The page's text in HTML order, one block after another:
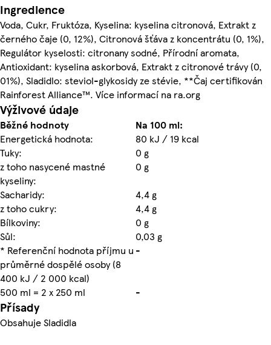
Ingredience
Voda, Cukr, Fruktóza, Kyselina: kyselina citronová, Extrakt z
černého čaje (0, 12%), Citronová šťáva z koncentrátu (0, 1%),
Regulátor kyselosti: citronany sodné, Přírodní aromata,
Antioxidant: kyselina askorbová, Extrakt z citronové trávy (0,
01%), Sladidlo: steviol-glykosidy ze stévie, **Čaj certifikován
Rainforest Alliance™. Více informací na ra.org
Výživové údaje
Běžné hodnoty
Na 100 ml:
Energetická hodnota:
80 kJ / 19 kcal
Tuky:
0 g
z toho nasycené mastné
kyseliny:
0 g
Sacharidy:
4,4 g
z toho cukry:
4,4 g
Bílkoviny:
0 g
Sůl:
0,03 g
* Referenční hodnota příjmu u
průměrné dospělé osoby (8
400 kJ / 2 000 kcal)
-
500 ml = 2 x 250 ml -
Přísady
Obsahuje Sladidla